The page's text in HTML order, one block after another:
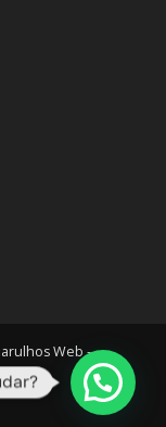
Web -